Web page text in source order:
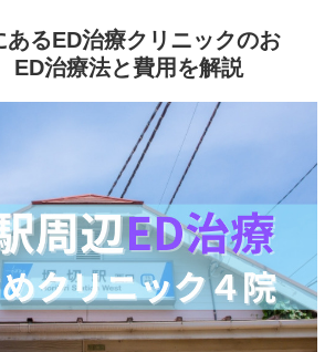
あるED治療クリニックのお
ED治療法と費用を解説